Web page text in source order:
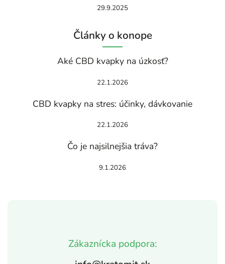
Zákaznícka podpora:
29.9.2025
Články o konope
Aké CBD kvapky na úzkosť?
22.1.2026
CBD kvapky na stres: účinky, dávkovanie
22.1.2026
Čo je najsilnejšia tráva?
9.1.2026